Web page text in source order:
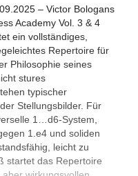
– Victor Bologans
Academy Vol. 3 & 4
ein vollständiges,
Repertoire für
Philosophie seines
stures
typischer
Stellungsbilder. Für
1…d6-System,
1.e4 und soliden
leicht zu
startet das Repertoire